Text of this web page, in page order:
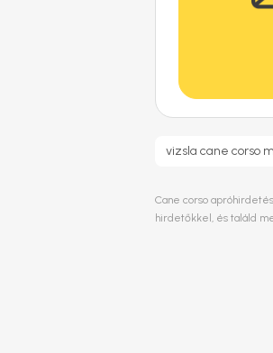
vizsla cane corso
Cane corso
hirdetőkkel, és találd